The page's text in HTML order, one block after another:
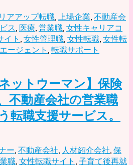
アアップ転職, 上場企業, 不動産会
ス, 医療, 営業職, 女性キャリアコ
イト , 女性管理職, 女性転職, 女性転
ージェント , 転職サポート
ットウーマン】保険
不動産会社の営業職
転職支援サービス。
ー, 不動産会社, 人材紹介会社, 保
職, 女性転職サイト , 子育て後再就